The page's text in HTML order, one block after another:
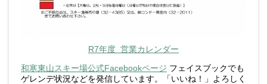
R7年度 営業カレンダー
和寒東山スキー場公式Facebookページ フェイスブックでも
ゲレンデ状況などを発信しています。「いいね！」よろしく